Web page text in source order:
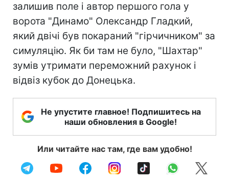
залишив поле і автор першого гола у
ворота "Динамо" Олександр Гладкий,
який двічі був покараний "гірчичником" за
симуляцію. Як би там не було, "Шахтар"
зумів утримати переможний рахунок і
відвіз кубок до Донецька.
Не упустите главное! Подпишитесь на
наши обновления в Google!
Или читайте нас там, где вам удобно!